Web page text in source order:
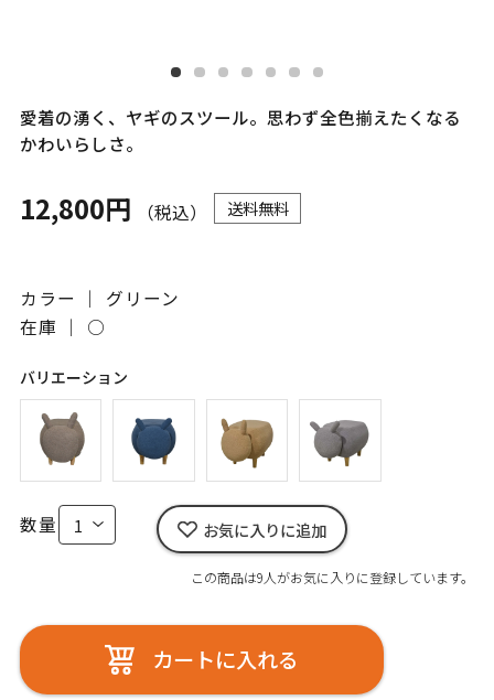
愛着の湧く、ヤギのスツール。思わず全色揃えたくなる
かわいらしさ。
12,800円 （税込） 送料無料
カラー ｜ グリーン
在庫 ｜ ○
バリエーション
数量 お気に入りに追加
この商品は9人がお気に入りに登録しています。
カートに入れる